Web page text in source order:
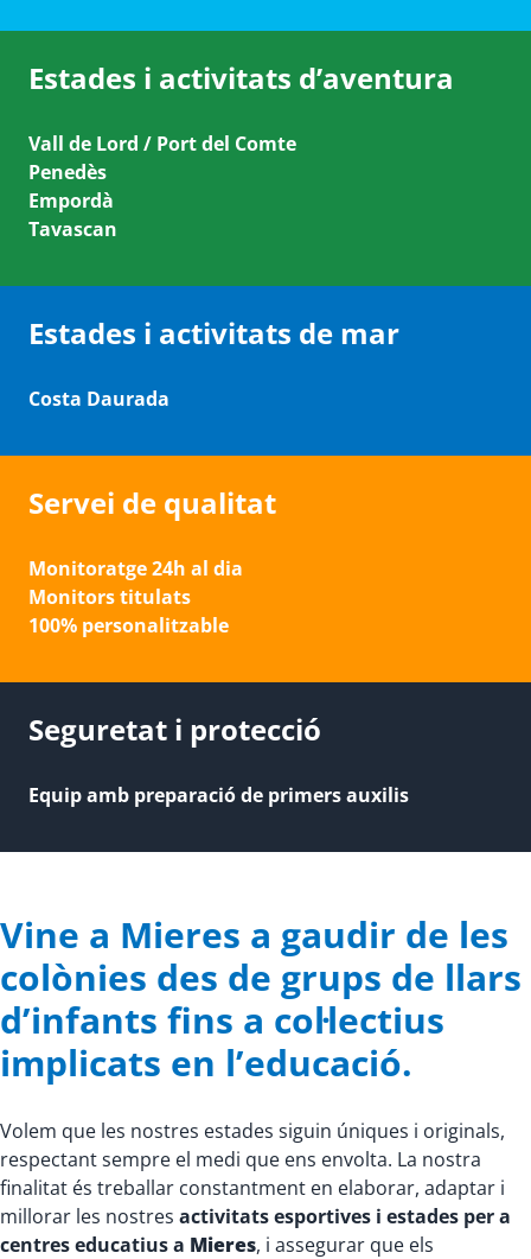
Estades i activitats d’aventura
Vall de Lord / Port del Comte
Penedès
Empordà
Tavascan
Estades i activitats de mar
Costa Daurada
Servei de qualitat
Monitoratge 24h al dia
Monitors titulats
100% personalitzable
Seguretat i protecció
Equip amb preparació de primers auxilis
Vine a Mieres a gaudir de les
colònies des de grups de llars
d’infants fins a col·lectius
implicats en l’educació.
Volem que les nostres estades siguin úniques i originals,
respectant sempre el medi que ens envolta. La nostra
finalitat és treballar constantment en elaborar, adaptar i
millorar les nostres activitats esportives i estades per a
centres educatius a Mieres, i assegurar que els